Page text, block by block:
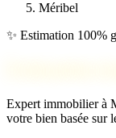
Méribel
✨ Estimation 100%
Expert immobilier à
votre bien basée sur